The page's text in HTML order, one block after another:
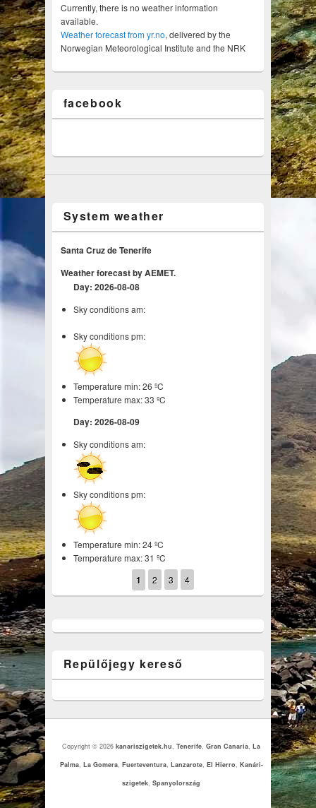
Currently, there is no weather information
available.
Weather forecast from yr.no, delivered by the
Norwegian Meteorological Institute and the NRK
facebook
System weather
Santa Cruz de Tenerife
Weather forecast by AEMET.
Day: 2026-08-08
Sky conditions am:
Sky conditions pm:
Temperature min: 26 ºC
Temperature max: 33 ºC
Day: 2026-08-09
Sky conditions am:
Sky conditions pm:
Temperature min: 24 ºC
Temperature max: 31 ºC
1 2 3 4
Repülőjegy kereső
Copyright © 2026kanariszigetek.hu,Tenerife,Gran Canaria,La
Palma, La Gomera, Fuerteventura, Lanzarote, El Hierro, Kanári-
szigetek,Spanyolország